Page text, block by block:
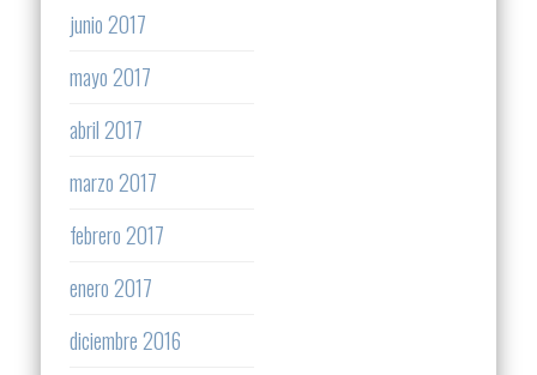
junio 2017
mayo 2017
abril 2017
marzo 2017
febrero 2017
enero 2017
diciembre 2016